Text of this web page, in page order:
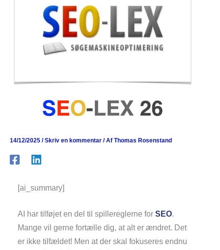
14/12/2025 /Skriv en kommentar / Af Thomas Rosenstand
[ai_summary]
AI har tilføjet en del til spillereglerne for SEO.
Mange vil gerne fortælle dig, at alt er ændret. Det
er ikke tilfældet! Men at der skal fokuseres endnu